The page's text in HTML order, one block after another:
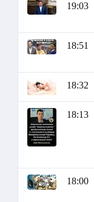
19:03
18:51
18:32
18:13
18:00